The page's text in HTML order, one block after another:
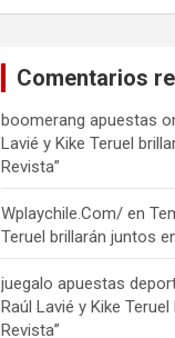
Comentarios
boomerang apuestas
Lavié y Kike Teruel
Revista”
Wplaychile.Com/ en
Teruel brillarán juntos
juegalo apuestas
Raúl Lavié y Kike
Revista”